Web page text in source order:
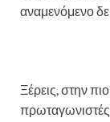
αναμενόμενο δε
Ξέρεις, στην